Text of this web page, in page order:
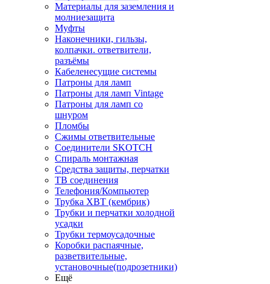
Материалы для заземления и
молниезащита
Муфты
Наконечники, гильзы,
колпачки. ответвители,
разъёмы
Кабеленесущие системы
Патроны для ламп
Патроны для ламп Vintage
Патроны для ламп со
шнуром
Пломбы
Сжимы ответвительные
Соединители SKOTCH
Спираль монтажная
Средства защиты, перчатки
ТВ соединения
Телефония/Компьютер
Трубка ХВТ (кембрик)
Трубки и перчатки холодной
усадки
Трубки термоусадочные
Коробки распаячные,
разветвительные,
установочные(подрозетники)
Ещё